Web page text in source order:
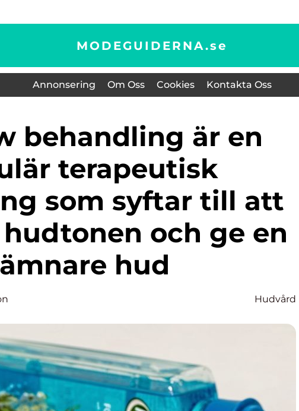
MODEGUIDERNA.se
Annonsering Om Oss Cookies Kontakta Oss
terapeutisk
som syftar till att
och ge en
hud
Hudvård